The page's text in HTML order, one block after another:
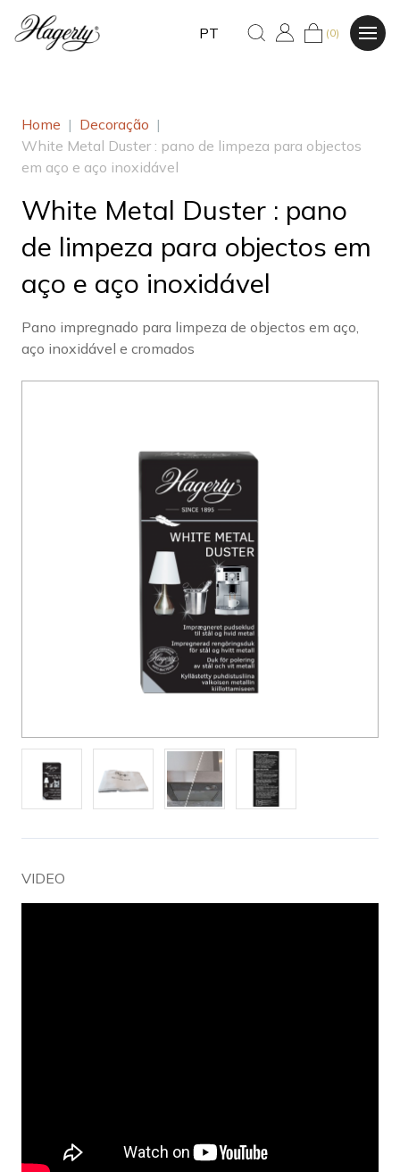
PT (0)
Home | Decoração |
White Metal Duster : pano de limpeza para objectos
em aço e aço inoxidável
White Metal Duster : pano
de limpeza para objectos em
aço e aço inoxidável
Pano impregnado para limpeza de objectos em aço,
aço inoxidável e cromados
VIDEO